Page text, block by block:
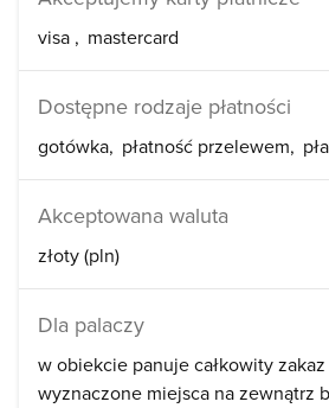
visa mastercard
Dostępne rodzaje płatności
gotówka płatność przelewem
Akceptowana waluta
złoty (pln)
Dla palaczy
w obiekcie panuje całkowity
wyznaczone miejsca na zewnątrz